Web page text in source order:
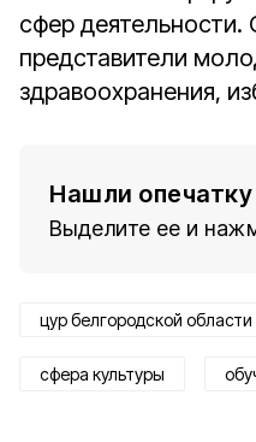
сфер
представители
здравоохранения,
Нашли опечатку
Выделите ее и
цур белгородской области
сфера культуры